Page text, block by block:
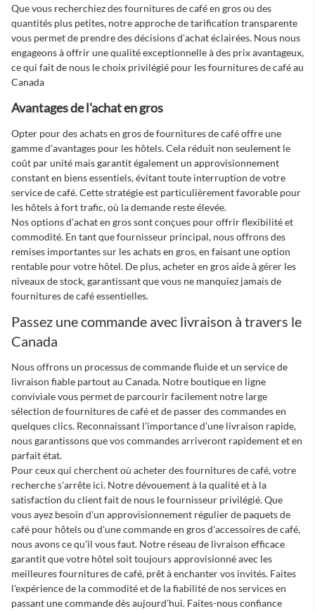
Que vous recherchiez desfournitures de café en grosou des
quantités plus petites, notre approche de tarification transparente
vous permet de prendre des décisions d'achat éclairées. Nous nous
engageons à offrir une qualité exceptionnelle à des prix avantageux,
ce qui fait de nous le choix privilégié pour lesfournitures de café au
Canada
Avantages de l'achat en gros
Opter pour des achats en gros de fournitures de café offre une
gamme d'avantages pour les hôtels. Cela réduit non seulement le
coût par unité mais garantit également un approvisionnement
constant en biens essentiels, évitant toute interruption de votre
service de café. Cette stratégie est particulièrement favorable pour
les hôtels à fort trafic, où la demande reste élevée.
Nos options d'achat en gros sont conçues pour offrir flexibilité et
commodité. En tant que fournisseur principal, nous offrons des
remises importantes sur les achats en gros, en faisant une option
rentable pour votre hôtel. De plus, acheter en gros aide à gérer les
niveaux de stock, garantissant que vous ne manquiez jamais de
fournitures de café essentielles.
Passez une commande avec livraison à travers le
Canada
Nous offrons un processus de commande fluide et un service de
livraison fiable partout au Canada. Notre boutique en ligne
conviviale vous permet de parcourir facilement notre large
sélection de fournitures de café et de passer des commandes en
quelques clics. Reconnaissant l'importance d'une livraison rapide,
nous garantissons que vos commandes arriveront rapidement et en
parfait état.
Pour ceux qui cherchentoù acheter des fournitures de café, votre
recherche s'arrête ici. Notre dévouement à la qualité et à la
satisfaction du client fait de nous le fournisseur privilégié. Que
vous ayez besoin d'un approvisionnement régulier de paquets de
café pour hôtelsou d'une commande en gros d'accessoires de café,
nous avons ce qu'il vous faut. Notre réseau de livraison efficace
garantit que votre hôtel soit toujours approvisionné avec les
meilleures fournitures de café, prêt à enchanter vos invités. Faites
l'expérience de la commodité et de la fiabilité de nos services en
passant une commande dès aujourd'hui. Faites-nous confiance